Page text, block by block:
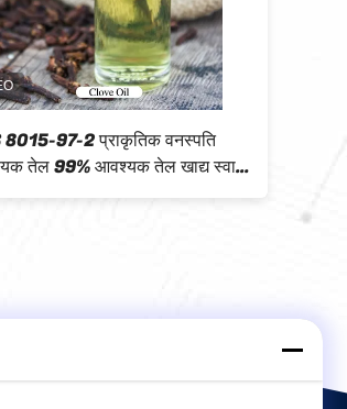
99% Sandela 803 प्राकृतिक वनस्पति
आवश्यक तेल CAS 66068-84-6 सुगंध के
लिए